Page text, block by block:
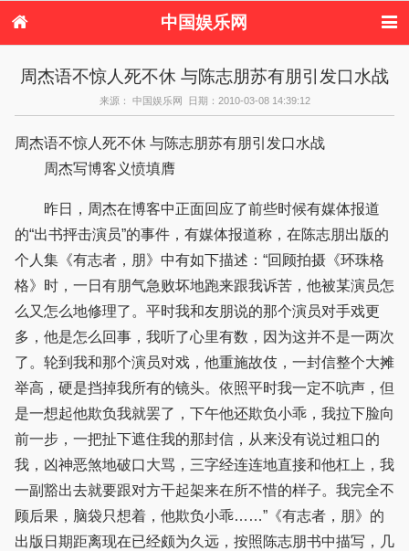
中国娱乐网
港台娱乐
日本娱乐 韩国娱乐
欧美娱乐
音乐新闻 影视新闻
内地明星八卦
港台明星八卦
日本韩国明星
八卦
欧美明星八卦
周杰语不惊人死不休 与陈志朋苏有朋引发口水战
来源： 中国娱乐网 日期：2010-03-08 14:39:12
周杰语不惊人死不休 与陈志朋苏有朋引发口水战
周杰写博客义愤填膺
昨日，周杰在博客中正面回应了前些时候有媒体报道
的“出书抨击演员”的事件，有媒体报道称，在陈志朋出版的
个人集《有志者，朋》中有如下描述：“回顾拍摄《环珠格
格》时，一日有朋气急败坏地跑来跟我诉苦，他被某演员怎
么又怎么地修理了。平时我和友朋说的那个演员对手戏更
多，他是怎么回事，我听了心里有数，因为这并不是一两次
了。轮到我和那个演员对戏，他重施故伎，一封信整个大摊
举高，硬是挡掉我所有的镜头。依照平时我一定不吭声，但
是一想起他欺负我就罢了，下午他还欺负小乖，我拉下脸向
前一步，一把扯下遮住我的那封信，从来没有说过粗口的
我，凶神恶煞地破口大骂，三字经连连地直接和他杠上，我
一副豁出去就要跟对方干起架来在所不惜的样子。我完全不
顾后果，脑袋只想着，他欺负小乖……”《有志者，朋》的
出版日期距离现在已经颇为久远，按照陈志朋书中描写，几